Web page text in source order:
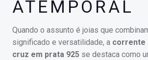
ATEMPORAL
Quando o assunto é joias que
significado e versatilidade, a corrente
cruz em prata 925 se destaca como